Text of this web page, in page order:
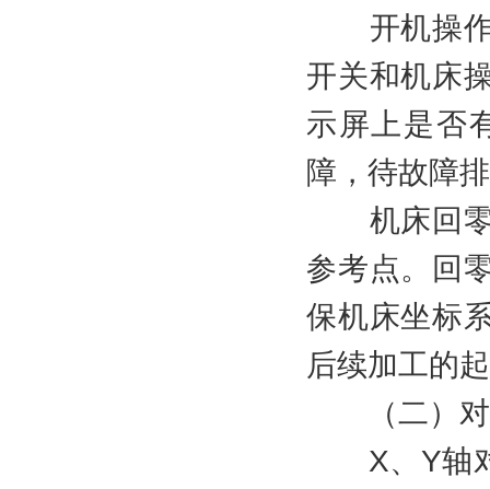
开机操作
开关和机床
示屏上是否
障，待故障
机床回零
参考点。回
保机床坐标
后续加工的
（二）对
X、Y轴对